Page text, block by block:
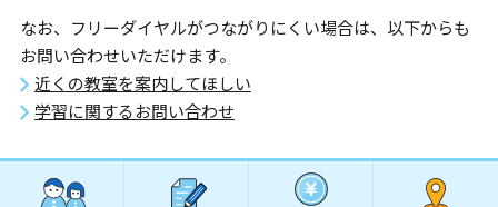
なお、フリーダイヤルがつながりにくい場合は、以下からも
お問い合わせいただけます。
近くの教室を案内してほしい
学習に関するお問い合わせ